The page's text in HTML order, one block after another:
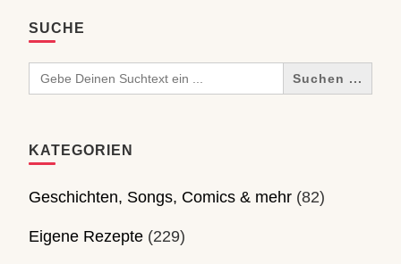
SUCHE
Search
for:
KATEGORIEN
Geschichten, Songs, Comics & mehr (82)
Eigene Rezepte (229)